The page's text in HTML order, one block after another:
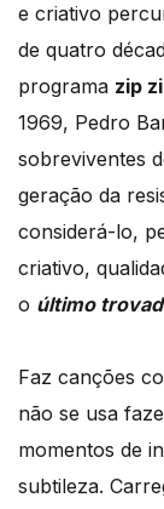
e criativo
de quatro
programa zip
1969, Pedro
sobreviventes
geração da
considerá-lo,
criativo,
o último
Faz canções
não se usa
momentos de
subtileza.